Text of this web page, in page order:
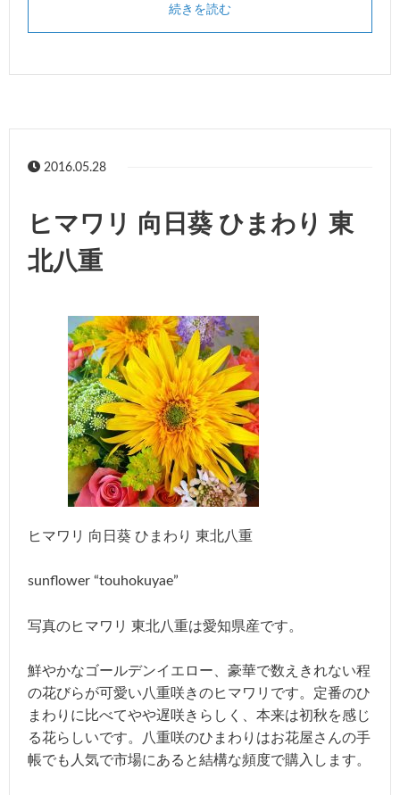
続きを読む
2016.05.28
ヒマワリ 向日葵 ひまわり 東
北八重
ヒマワリ 向日葵 ひまわり 東北八重
sunflower “touhokuyae”
写真のヒマワリ 東北八重は愛知県産です。
鮮やかなゴールデンイエロー、豪華で数えきれない程
の花びらが可愛い八重咲きのヒマワリです。定番のひ
まわりに比べてやや遅咲きらしく、本来は初秋を感じ
る花らしいです。八重咲のひまわりはお花屋さんの手
帳でも人気で市場にあると結構な頻度で購入します。